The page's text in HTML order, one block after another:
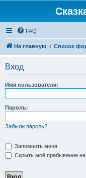
FAQ
На главную Список
Вход
Имя пользователя:
Пароль:
Забыли пароль?
Запомнить меня
Скрыть моё пребывание